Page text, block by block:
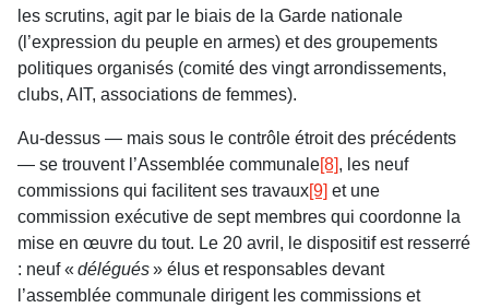
les scrutins, agit par le biais de la Garde nationale
(l’expression du peuple en armes) et des groupements
politiques organisés (comité des vingt arrondissements,
clubs, AIT, associations de femmes).
Au-dessus — mais sous le contrôle étroit des précédents
— se trouvent l’Assemblée communale[8], les neuf
commissions qui facilitent ses travaux[9] et une
commission exécutive de sept membres qui coordonne la
mise en œuvre du tout. Le 20 avril, le dispositif est resserré
: neuf « délégués» élus et responsables devant
l’assemblée communale dirigent les commissions et